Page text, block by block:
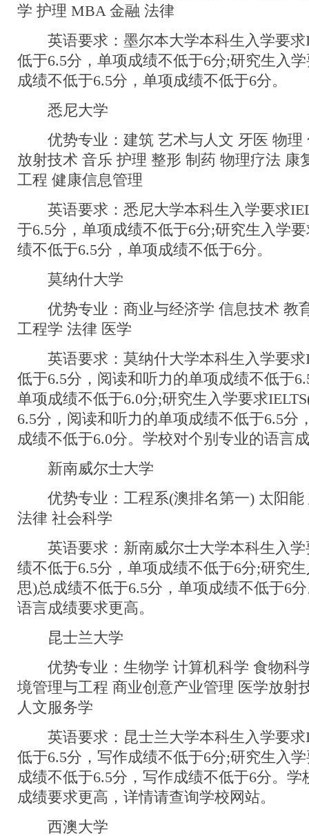
学 护理 MBA 金融 法律
英语要求：墨尔本大学本科生入学要求
低于6.5分，单项成绩不低于6分;研究生入
成绩不低于6.5分，单项成绩不低于6分。
悉尼大学
优势专业：建筑 艺术与人文 牙医 物理
放射技术 音乐 护理 整形 制药 物理疗法 康
工程 健康信息管理
英语要求：悉尼大学本科生入学要求
于6.5分，单项成绩不低于6分;研究生入学
绩不低于6.5分，单项成绩不低于6分。
莫纳什大学
优势专业：商业与经济学 信息技术 教
工程学 法律 医学
英语要求：莫纳什大学本科生入学要求
低于6.5分，阅读和听力的单项成绩不低于
单项成绩不低于6.0分;研究生入学要求
6.5分，阅读和听力的单项成绩不低于6.5分
成绩不低于6.0分。学校对个别专业的语言
新南威尔士大学
优势专业：工程系(澳排名第一) 太阳能
法律 社会科学
英语要求：新南威尔士大学本科生入学
绩不低于6.5分，单项成绩不低于6分;研究
思)总成绩不低于6.5分，单项成绩不低于6
语言成绩要求更高。
昆士兰大学
优势专业：生物学 计算机科学 食物科
境管理与工程 商业创意产业管理 医学放射
人文服务学
英语要求：昆士兰大学本科生入学要求
低于6.5分，写作成绩不低于6分;研究生入
成绩不低于6.5分，写作成绩不低于6分。
成绩要求更高，详情请查询学校网站。
西澳大学